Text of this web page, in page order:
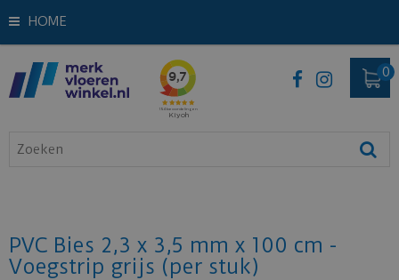
HOME
PVC Bies 2,3 x 3,5 mm x 100 cm -
Voegstrip grijs (per stuk)